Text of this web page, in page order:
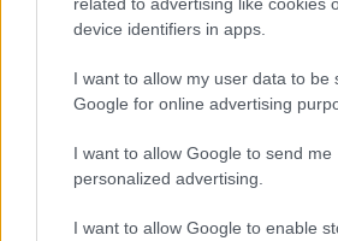
device identifiers in apps.
I want to allow my user data to be
Google for online advertising
I want to allow Google to send me
personalized advertising.
I want to allow Google to enable
“Húsleves” tökmagból